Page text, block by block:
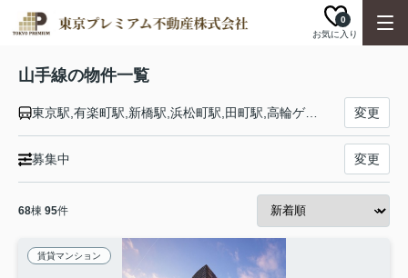
お気に入り
0
山手線の物件一覧
東京駅,有楽町駅,新橋駅,浜松町駅,田町駅,高輪ゲートウェイ駅,品川駅,大崎駅,五反田駅,目黒駅,恵比寿駅,渋谷駅,原宿駅,代々木駅,新宿駅,新大久保駅,高田馬場駅,目白駅,池袋駅,大塚駅,巣鴨駅,駒込駅,田端駅,西日暮里駅,日暮里駅,鶯谷駅,上野駅,御徒町駅,秋葉原駅,神田駅 変更
募集中 変更
68棟 95件
賃貸マンション